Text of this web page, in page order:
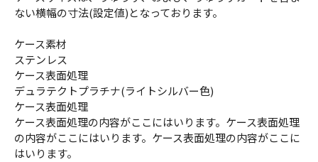
ない横幅の寸法(設定値)となっております。
ケース素材
ステンレス
ケース表面処理
デュラテクトプラチナ(ライトシルバー色)
ケース表面処理
ケース表面処理の内容がここにはいります。ケース表面処理
の内容がここにはいります。ケース表面処理の内容がここに
はいります。